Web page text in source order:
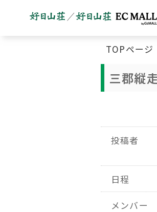
TOPページ
三郡縦
投稿者
日程
メンバー